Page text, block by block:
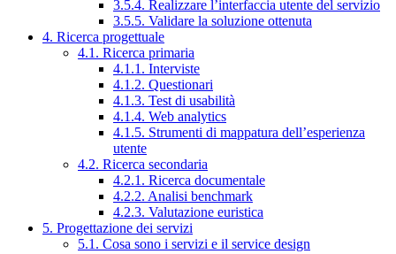
3.5.4. Realizzare l’interfaccia utente del servizio
3.5.5. Validare la soluzione ottenuta
4. Ricerca progettuale
4.1. Ricerca primaria
4.1.1. Interviste
4.1.2. Questionari
4.1.3. Test di usabilità
4.1.4. Web analytics
4.1.5. Strumenti di mappatura dell’esperienza
utente
4.2. Ricerca secondaria
4.2.1. Ricerca documentale
4.2.2. Analisi benchmark
4.2.3. Valutazione euristica
5. Progettazione dei servizi
5.1. Cosa sono i servizi e il service design